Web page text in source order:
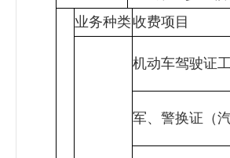
业务种类收费项目
机动车驾驶证
军、警换证（